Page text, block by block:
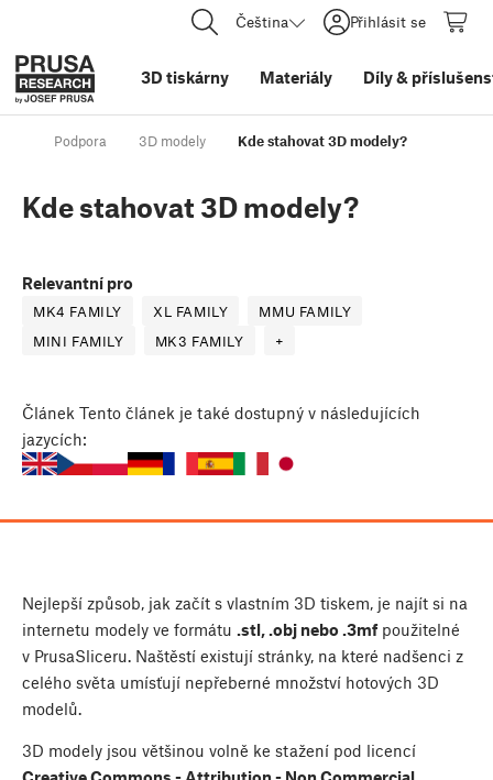
Čeština Přihlásit se
3D tiskárny Materiály Díly&
Podpora 3D modely Kde stahovat 3D modely?
Kde stahovat 3D modely?
Relevantní pro
MK4 FAMILY XL FAMILY
MMU FAMILY
MINI FAMILY
MK3 FAMILY +
Článek Tento článek je také dostupný v následujících
jazycích:
Nejlepší způsob, jak začít s vlastním 3D tiskem, je najít si na
internetu modely ve formátu .stl, .obj nebo .3mfpoužitelné
v PrusaSliceru. Naštěstí existují stránky, na které nadšenci z
celého světa umísťují nepřeberné množství hotových 3D
modelů.
3D modely jsou většinou volně ke stažení pod licencí